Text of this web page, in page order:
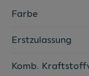
Farbe
Erstzulassung
Komb.